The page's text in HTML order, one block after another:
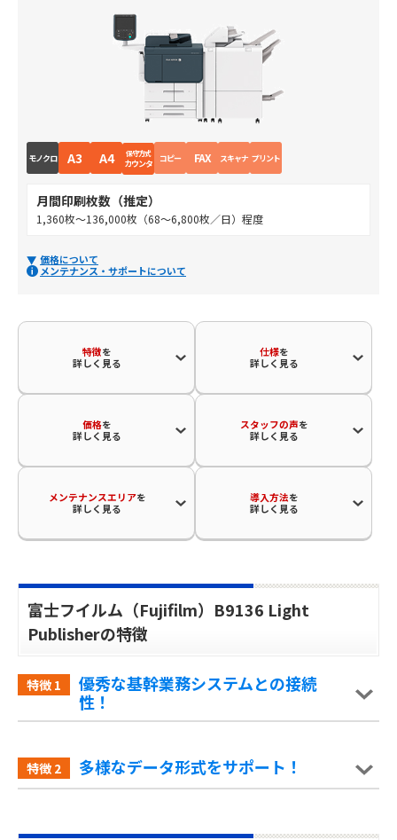
モノクロ A3 A4 保守方式
カウンタ コピー FAX スキャナ プリント
月間印刷枚数（推定）
1,360枚～136,000枚（68～6,800枚／日）程度
価格について
メンテナンス・サポートについて
特徴を
詳しく見る
仕様を
詳しく見る
価格を
詳しく見る
スタッフの声を
詳しく見る
メンテナンスエリアを
詳しく見る
導入方法を
詳しく見る
富士フイルム（Fujifilm）B9136 Light
Publisherの特徴
特徴 1
優秀な基幹業務システムとの接続
性！
特徴 2 多様なデータ形式をサポート！